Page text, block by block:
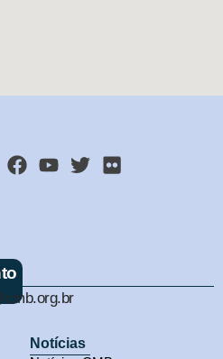
Notícias